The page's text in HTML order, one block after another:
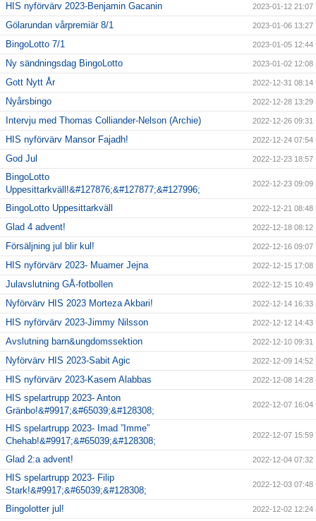
HIS nyförvärv 2023-Benjamin Gacanin 2023-01-12 21:07
Gölarundan vårpremiär 8/1 2023-01-06 13:27
BingoLotto 7/1 2023-01-05 12:44
Ny sändningsdag BingoLotto 2023-01-02 12:08
Gott Nytt År 2022-12-31 08:14
Nyårsbingo 2022-12-28 13:29
Intervju med Thomas Colliander-Nelson (Archie) 2022-12-26 09:31
HIS nyförvärv Mansor Fajadh! 2022-12-24 07:54
God Jul 2022-12-23 18:57
BingoLotto
Uppesittarkväll!&#127876;&#127877;&#127996;
2022-12-23 09:09
BingoLotto Uppesittarkväll 2022-12-21 08:48
Glad 4 advent! 2022-12-18 08:12
Försäljning jul blir kul! 2022-12-16 09:07
HIS nyförvärv 2023- Muamer Jejna 2022-12-15 17:08
Julavslutning GÅ-fotbollen 2022-12-15 10:49
Nyförvärv HIS 2023 Morteza Akbari! 2022-12-14 16:33
HIS nyförvärv 2023-Jimmy Nilsson 2022-12-12 14:43
Avslutning barn&ungdomssektion 2022-12-10 09:31
Nyförvärv HIS 2023-Sabit Agic 2022-12-09 14:52
HIS nyförvärv 2023-Kasem Alabbas 2022-12-08 14:28
HIS spelartrupp 2023- Anton
Gränbo!&#9917;&#65039;&#128308;
2022-12-07 16:04
HIS spelartrupp 2023- Imad ”Imme”
Chehab!&#9917;&#65039;&#128308;
2022-12-07 15:59
Glad 2:a advent! 2022-12-04 07:32
HIS spelartrupp 2023- Filip
Stark!&#9917;&#65039;&#128308;
2022-12-03 07:48
Bingolotter jul! 2022-12-02 12:24